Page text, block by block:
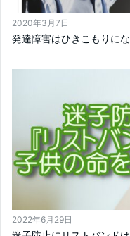
2020年3月7日
発達障害はひきこもりに
2022年6月29日